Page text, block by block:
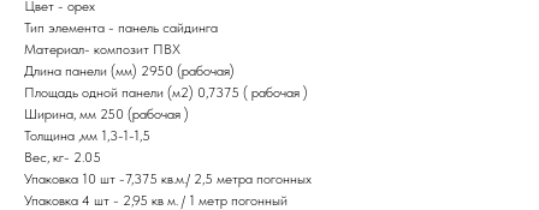
Цвет - орех
Тип элемента - панель сайдинга
Материал- композит ПВХ
Длина панели (мм) 2950 (рабочая)
Площадь одной панели (м2) 0,7375 ( рабочая )
Ширина, мм 250 (рабочая )
Толщина ,мм 1,3-1-1,5
Вес, кг- 2.05
Упаковка 10 шт -7,375 кв.м./ 2,5 метра погонных
Упаковка 4 шт - 2,95 кв м. / 1 метр погонный